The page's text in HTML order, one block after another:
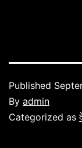
Published
By admin
Categorized as